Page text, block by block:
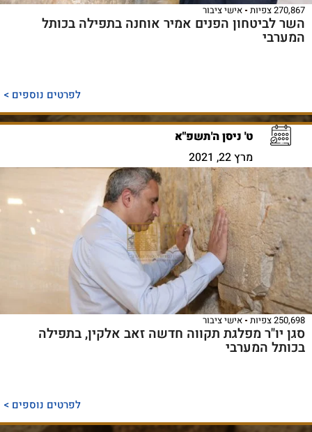
270,867 צפיות אישי ציבור
השר לביטחון הפנים אמיר אוחנה בתפילה בכותל
המערבי
לפרטים נוספים >
ט' ניסן ה'תשפ"א
מרץ 22, 2021
250,698 צפיות אישי ציבור
סגן יו"ר מפלגת תקווה חדשה זאב אלקין, בתפילה
בכותל המערבי
לפרטים נוספים >